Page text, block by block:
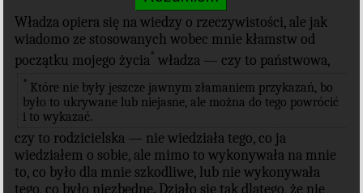
Władza opiera się na wiedzy o rzeczywistości, ale jak
wiadomo ze stosowanych wobec mnie kłamstw od
początku mojego życia*
* Które nie były jeszcze jawnym złamaniem przykazań, bo
było to ukrywane lub niejasne, ale można do tego powrócić
i to wykazać.
władza — czy to państwowa,
czy to rodzicielska — nie wiedziała tego, co ja
wiedziałem o sobie, ale mimo to wykonywała na mnie
to, co było dla mnie szkodliwe, lub nie wykonywała
tego, co było niezbędne. Działo się tak dlatego, że nie